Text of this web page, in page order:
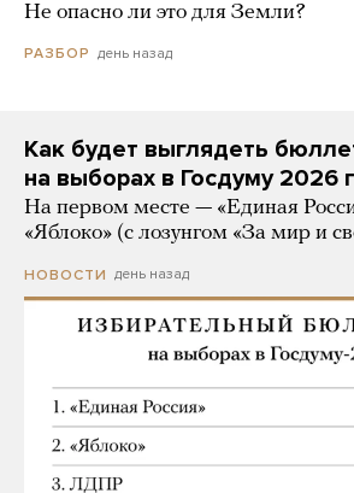
Не опасно ли это для Земли?
РАЗБОР день назад
Как будет выглядеть
на выборах в Госдуму 2026
На первом месте — «Единая
«Яблоко» (с лозунгом «За мир и
НОВОСТИ день назад